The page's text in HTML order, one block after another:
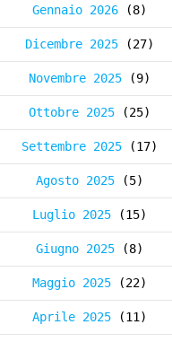
Gennaio 2026 (8)
Dicembre 2025 (27)
Novembre 2025 (9)
Ottobre 2025 (25)
Settembre 2025 (17)
Agosto 2025 (5)
Luglio 2025 (15)
Giugno 2025 (8)
Maggio 2025 (22)
Aprile 2025 (11)